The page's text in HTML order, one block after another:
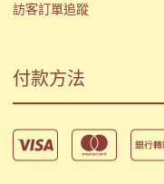
訪客訂單追蹤
付款方法